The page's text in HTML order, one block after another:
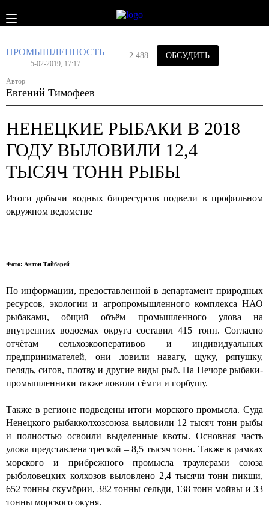
ПРОМЫШЛЕННОСТЬ
5-02-2019, 17:17
Автор
Евгений Тимофеев
2 488 ОБСУДИТЬ
НЕНЕЦКИЕ РЫБАКИ В 2018
ГОДУ ВЫЛОВИЛИ 12,4
ТЫСЯЧ ТОНН РЫБЫ
Итоги добычи водных биоресурсов подвели в профильном
окружном ведомстве
Фото: Антон Тайбарей
По информации, предоставленной в департамент природных
ресурсов, экологии и агропромышленного комплекса НАО
рыбаками, общий объём промышленного улова на
внутренних водоемах округа составил 415 тонн. Согласно
отчётам сельхозкооперативов и индивидуальных
предпринимателей, они ловили навагу, щуку, ряпушку,
пелядь, сигов, плотву и другие виды рыб. На Печоре рыбаки-
промышленники также ловили сёмги и горбушу.
Также в регионе подведены итоги морского промысла. Суда
Ненецкого рыбакколхозсоюза выловили 12 тысяч тонн рыбы
и полностью освоили выделенные квоты. Основная часть
улова представлена треской – 8,5 тысяч тонн. Также в рамках
морского и прибрежного промысла траулерами союза
рыболовецких колхозов выловлено 2,4 тысячи тонн пикши,
652 тонны скумбрии, 382 тонны сельди, 138 тонн мойвы и 33
тонны морского окуня.